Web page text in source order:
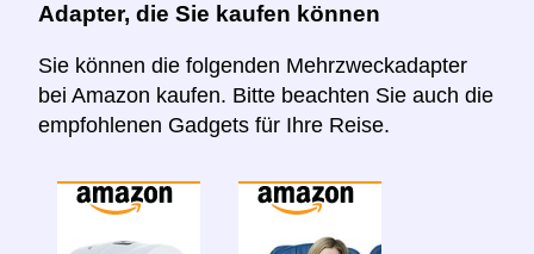
Adapter, die Sie kaufen können
Sie können die folgenden Mehrzweckadapter
bei Amazon kaufen. Bitte beachten Sie auch die
empfohlenen Gadgets für Ihre Reise.